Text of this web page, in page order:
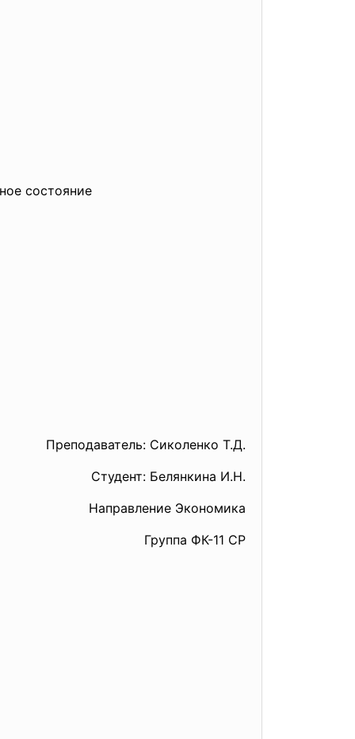
состояние
Преподаватель: Сиколенко Т.Д.
Студент: Белянкина И.Н.
Направление Экономика
Группа ФК-11 СР